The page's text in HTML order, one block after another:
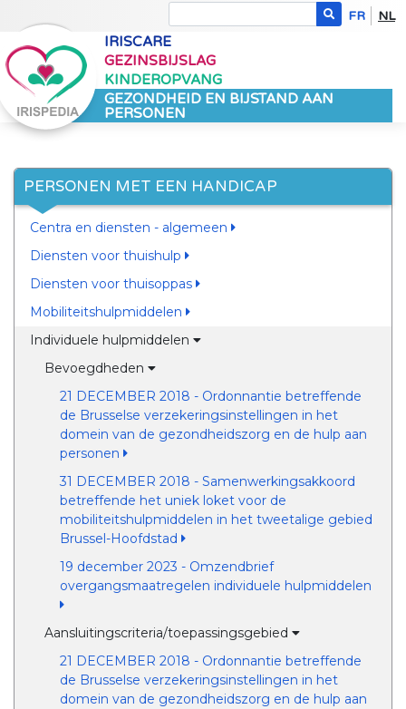
FR NL
IRISCARE
GEZINSBIJSLAG
KINDEROPVANG
GEZONDHEID EN BIJSTAND AAN
PERSONEN
PERSONEN MET EEN HANDICAP
Centra en diensten - algemeen
Diensten voor thuishulp
Diensten voor thuisoppas
Mobiliteitshulpmiddelen
Individuele hulpmiddelen
Bevoegdheden
21 DECEMBER 2018 - Ordonnantie betreffende
de Brusselse verzekeringsinstellingen in het
domein van de gezondheidszorg en de hulp aan
personen
31 DECEMBER 2018 - Samenwerkingsakkoord
betreffende het uniek loket voor de
mobiliteitshulpmiddelen in het tweetalige gebied
Brussel-Hoofdstad
19 december 2023 - Omzendbrief
overgangsmaatregelen individuele hulpmiddelen
Aansluitingscriteria/toepassingsgebied
21 DECEMBER 2018 - Ordonnantie betreffende
de Brusselse verzekeringsinstellingen in het
domein van de gezondheidszorg en de hulp aan